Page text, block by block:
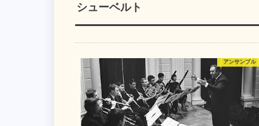
シューベルト
アンサンブル